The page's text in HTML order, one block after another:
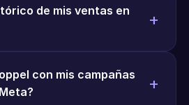
de mis ventas en
con mis campañas